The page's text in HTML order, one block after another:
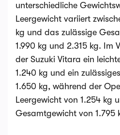
unterschiedliche
Leergewicht variiert
kg und das zulässige
1.990 kg und 2.315 kg. Im
der Suzuki Vitara ein
1.240 kg und ein
1.650 kg, während der
Leergewicht von 1.254 kg
Gesamtgewicht von 1.795